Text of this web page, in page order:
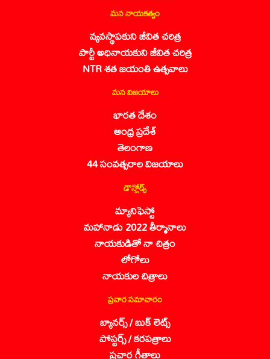
మన నాయకత్వం
వ్యవస్థాపకుని జీవిత చరిత్ర
పార్టీ అధినాయకుని జీవిత చరిత్ర
NTR శత జయంతి ఉత్సవాలు
మన విజయాలు
భారత దేశం
ఆంధ్ర ప్రదేశ్
తెలంగాణ
44 సంవత్సరాల విజయాలు
డౌన్లోడ్స్
మ్యానిఫెస్టో
మహానాడు 2022 తీర్మానాలు
నాయకుడితో నా చిత్రం
లోగోలు
నాయకుల చిత్రాలు
ప్రచార సమాచారం
బ్యానర్స్ / బుక్ లెట్స్
పోస్టర్స్ / కరపత్రాలు
ప్రచార గీతాలు